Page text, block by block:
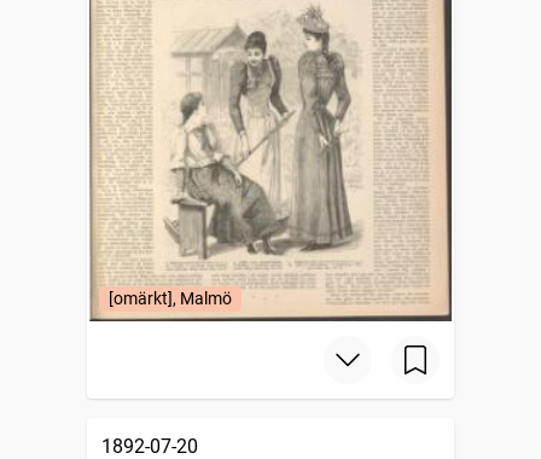
[omärkt], Malmö
1892-07-20